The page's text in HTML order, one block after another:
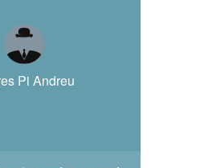
Pi Andreu